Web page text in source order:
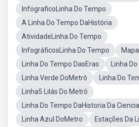
InfograficoLinha Do Tempo
A Linha Do Tempo DaHistória
AtividadeLinha Do Tempo
InfográficosLinha Do Tempo
Linha Do Tempo DasEras
Linha
Linha Verde DoMetrô
Linha Do
Linha5 Lilás Do Metrô
Linha Do Tempo DaHistoria Da Ciencia
Linha Azul DoMetro
Estações Da